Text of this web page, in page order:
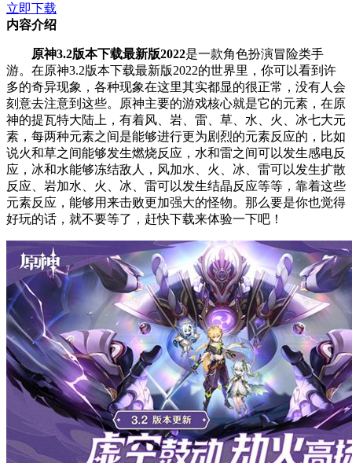
立即下载
内容介绍
原神3.2版本下载最新版2022是一款角色扮演冒险类手
游。在原神3.2版本下载最新版2022的世界里，你可以看到许
多的奇异现象，各种现象在这里其实都显的很正常，没有人会
刻意去注意到这些。原神主要的游戏核心就是它的元素，在原
神的提瓦特大陆上，有着风、岩、雷、草、水、火、冰七大元
素，每两种元素之间是能够进行更为剧烈的元素反应的，比如
说火和草之间能够发生燃烧反应，水和雷之间可以发生感电反
应，冰和水能够冻结敌人，风加水、火、冰、雷可以发生扩散
反应、岩加水、火、冰、雷可以发生结晶反应等等，靠着这些
元素反应，能够用来击败更加强大的怪物。那么要是你也觉得
好玩的话，就不要等了，赶快下载来体验一下吧！